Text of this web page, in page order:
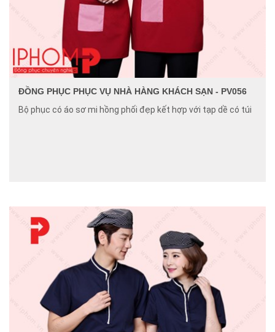
ĐỒNG PHỤC PHỤC VỤ NHÀ HÀNG KHÁCH SẠN - PV056
Bộ phục có áo sơ mi hồng phối đẹp kết hợp với tạp dề có túi